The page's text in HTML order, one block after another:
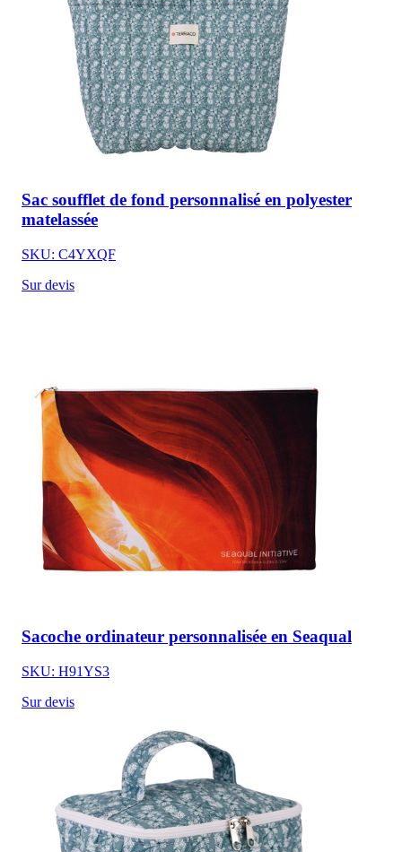
Sac soufflet de fond personnalisé en polyester
matelassée
SKU: C4YXQF
Sur devis
Sacoche ordinateur personnalisée en Seaqual
SKU: H91YS3
Sur devis